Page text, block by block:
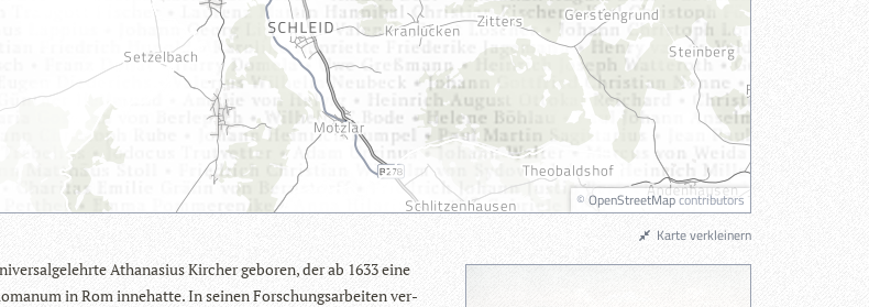
© OpenStreetMapcontributors
Atha­na­sius Kir­cher gebo­ren, der ab 1633 eine
in Rom inne­hatte. In sei­nen For­schungs­ar­bei­ten ver­
Karte verkleinern